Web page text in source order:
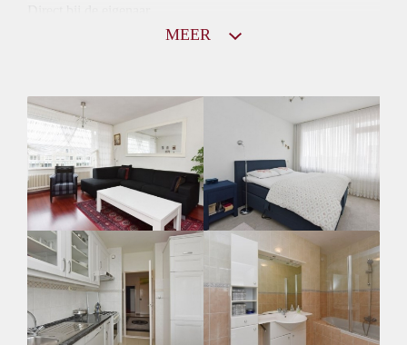
Huurtoeslag
Niet mogelijk
Inkomen eis
N.V.T.
Huurtermijn
Onbepaalde termijn
Oplevering
Gestoffeerd
MEER